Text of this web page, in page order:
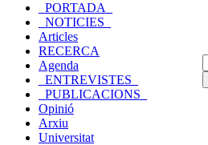
_PORTADA_
_NOTICIES_
Articles
RECERCA
Agenda
_ENTREVISTES_
_PUBLICACIONS_
Opinió
Arxiu
Universitat